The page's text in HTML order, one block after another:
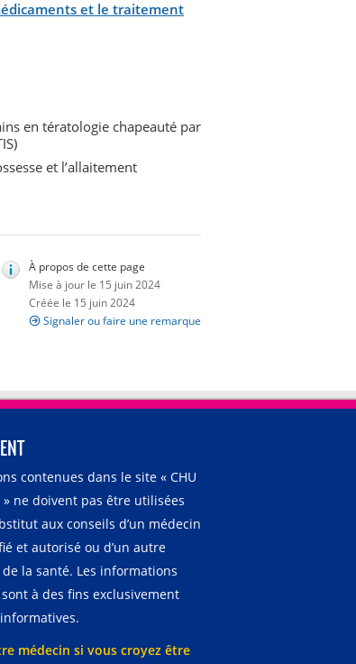
et le traitement
en tératologie chapeauté par
et l’allaitement
À propos de cette page
Mise à jour le 15 juin 2024
Créée le 15 juin 2024
Signaler ou faire une remarque
contenues dans le site « CHU
» ne doivent pas être utilisées
aux conseils d’un médecin
et autorisé ou d’un autre
la santé. Les informations
à des fins exclusivement
médecin si vous croyez être